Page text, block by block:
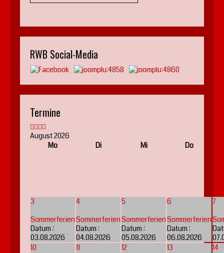
RWB Social-Media
Termine
August 2026
Mo
Di Mi Do
3
Sommerferien
Datum :
03.08.2026
4
Sommerferien
Datum :
04.08.2026
5
Sommerferien
Datum :
05.08.2026
6
Sommerferien
Datum :
06.08.2026
7
10
11
12
13
14